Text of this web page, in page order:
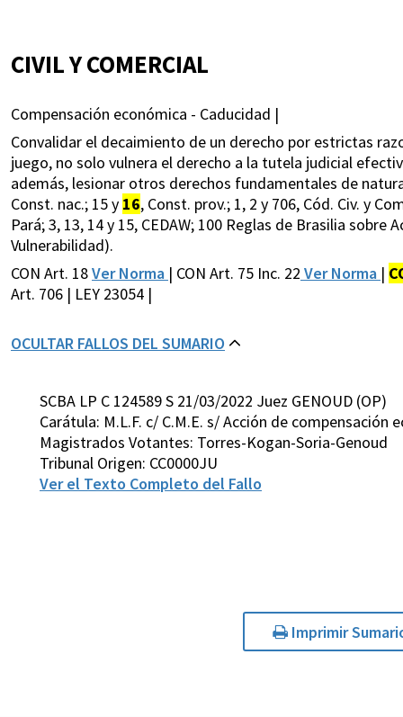
CIVIL Y COMERCIAL
Compensación económica - Caducidad |
Convalidar el decaimiento de un derecho por estrictas
juego, no solo vulnera el derecho a la tutela judicial
además, lesionar otros derechos fundamentales de
Const. nac.; 15 y 16, Const. prov.; 1, 2 y 706, Cód. Civ. y
Pará; 3, 13, 14 y 15, CEDAW; 100 Reglas de Brasilia
Vulnerabilidad).
CON Art. 18Ver Norma | CON Art. 75 Inc. 22 Ver Norma |
Art. 706 | LEY 23054 |
OCULTAR FALLOS DEL SUMARIO
SCBA LP C 124589 S 21/03/2022 Juez GENOUD (OP)
Carátula: M.L.F. c/ C.M.E. s/ Acción de compensación
Magistrados Votantes: Torres-Kogan-Soria-Genoud
Tribunal Origen: CC0000JU
Ver el Texto Completo del Fallo
Imprimir